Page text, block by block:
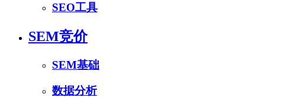
SEO工具
SEM竞价
SEM基础
数据分析